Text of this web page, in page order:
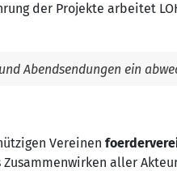
der Projekte arbeitet
Abendsendungen ein
Vereinen
Zusammenwirken aller